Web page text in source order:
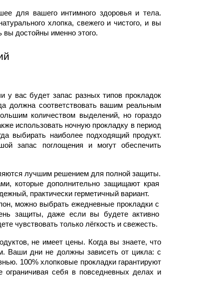
для вашего интимного здоровья и тела.
хлопка, свежего и чистого, и вы
достойны именно этого.
у вас будет запас разных типов прокладок
должна соответствовать вашим реальным
количеством выделений, но гораздо
использовать ночную прокладку в период
выбирать наиболее подходящий продукт.
запас поглощения и могут обеспечить
лучшим решением для полной защиты.
которые дополнительно защищают края
практически герметичный вариант.
можно выбрать ежедневные прокладки с
защиты, даже если вы будете активно
чувствовать только лёгкость и свежесть.
не имеет цены. Когда вы знаете, что
Ваши дни не должны зависеть от цикла: с
100% хлопковые прокладки гарантируют
ограничивая себя в повседневных делах и